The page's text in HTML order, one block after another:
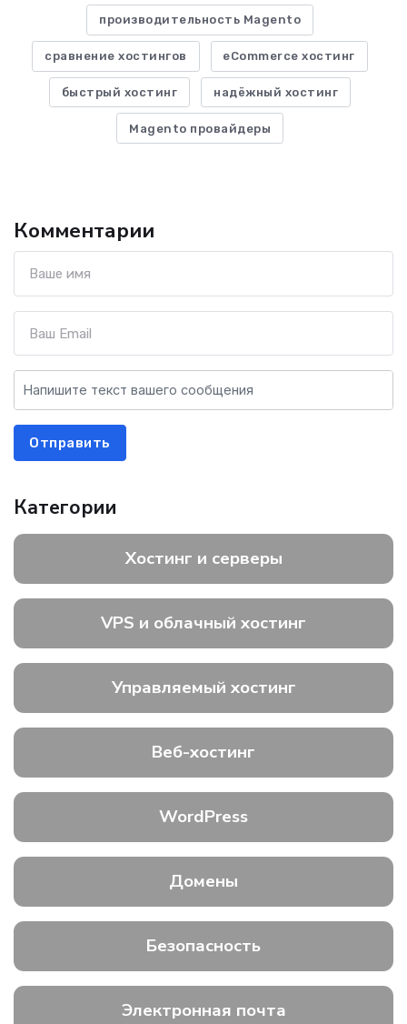
производительность Magento
сравнение хостингов eCommerce хостинг
быстрый хостинг надёжный хостинг
Magento провайдеры
Комментарии
Отправить
Категории
Хостинг и серверы
VPS и облачный хостинг
Управляемый хостинг
Веб-хостинг
WordPress
Домены
Безопасность
Электронная почта